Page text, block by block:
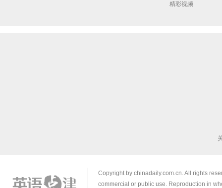
精彩视频
Copyright by chinadaily.com.cn. All rights
commercial or public use. Reproduction in